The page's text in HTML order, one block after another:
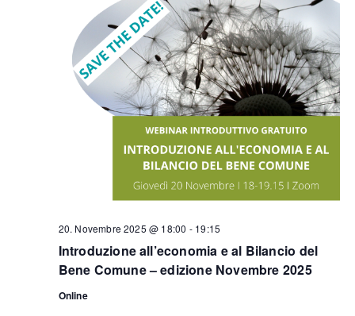
Introduzione all’economia e al Bilancio del
Bene Comune – edizione Novembre 2025
20. Novembre 2025 @ 18:00 - 19:15
Online